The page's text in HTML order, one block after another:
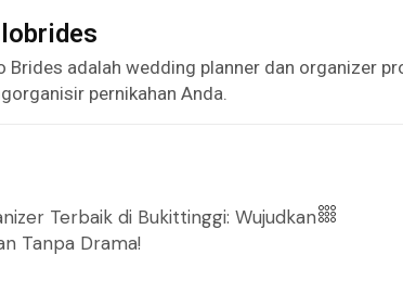
Brides adalah wedding planner dan organizer
pernikahan Anda.
Terbaik di Bukittinggi: Wujudkan
Tanpa Drama!